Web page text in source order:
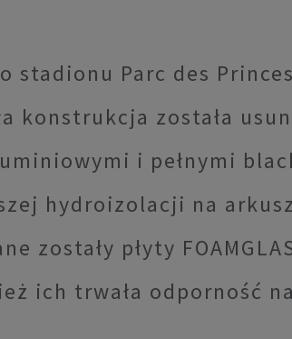
stadionu Parc des
konstrukcja została
i pełnymi
hydroizolacji na
zostały płyty
ich trwała odporność